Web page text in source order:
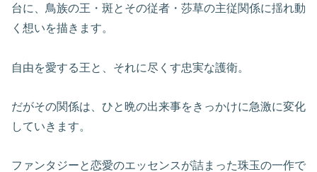
台に、鳥族の王・斑とその従者・莎草の主従関係に揺れ動
く想いを描きます。
自由を愛する王と、それに尽くす忠実な護衛。
だがその関係は、ひと晩の出来事をきっかけに急激に変化
していきます。
ファンタジーと恋愛のエッセンスが詰まった珠玉の一作で